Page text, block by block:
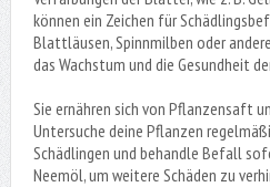
können ein Zeichen für
Blattläusen, Spinnmilben oder
das Wachstum und die Gesundheit
Sie ernähren sich von Pflanzensaft
Untersuche deine Pflanzen
Schädlingen und behandle Befall
Neemöl, um weitere Schäden zu